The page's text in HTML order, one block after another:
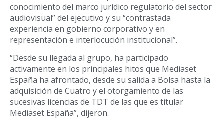
conocimiento del marco jurídico regulatorio del sector
audiovisual” del ejecutivo y su “contrastada
experiencia en gobierno corporativo y en
representación e interlocución institucional”.
“Desde su llegada al grupo, ha participado
activamente en los principales hitos que Mediaset
España ha afrontado, desde su salida a Bolsa hasta la
adquisición de Cuatro y el otorgamiento de las
sucesivas licencias de TDT de las que es titular
Mediaset España”, dijeron.